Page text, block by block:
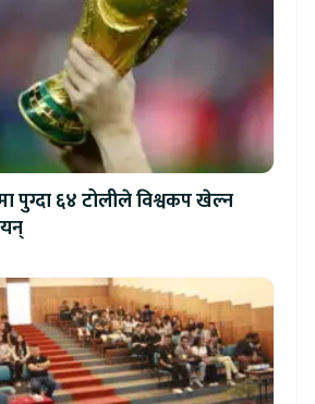
पुग्दा ६४ टोलीले विश्वकप खेल्न